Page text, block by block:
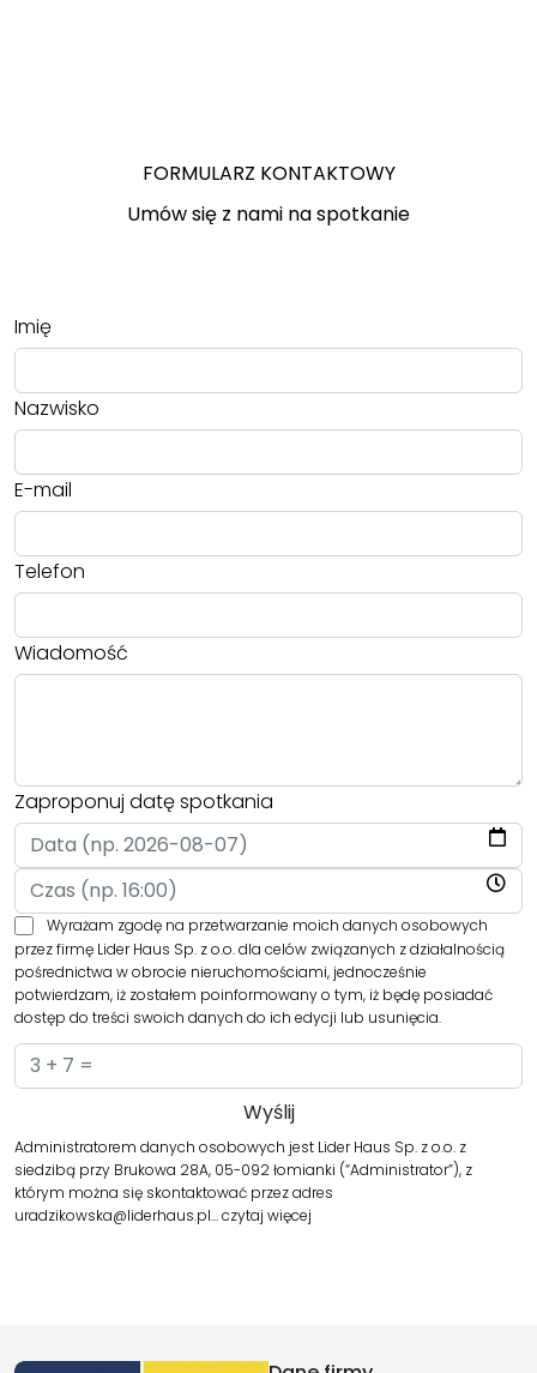
FORMULARZ KONTAKTOWY
Umów się z nami na spotkanie
Imię
Nazwisko
E-mail
Telefon
Wiadomość
Zaproponuj datę spotkania
Wyrażam zgodę na przetwarzanie moich danych osobowych
przez firmę Lider Haus Sp. z o.o. dla celów związanych z działalnością
pośrednictwa w obrocie nieruchomościami, jednocześnie
potwierdzam, iż zostałem poinformowany o tym, iż będę posiadać
dostęp do treści swoich danych do ich edycji lub usunięcia.
Administratorem danych osobowych jest Lider Haus Sp. z o.o. z
siedzibą przy Brukowa 28A, 05-092 łomianki (“Administrator”), z
którym można się skontaktować przez adres
uradzikowska@liderhaus.pl…czytaj więcej